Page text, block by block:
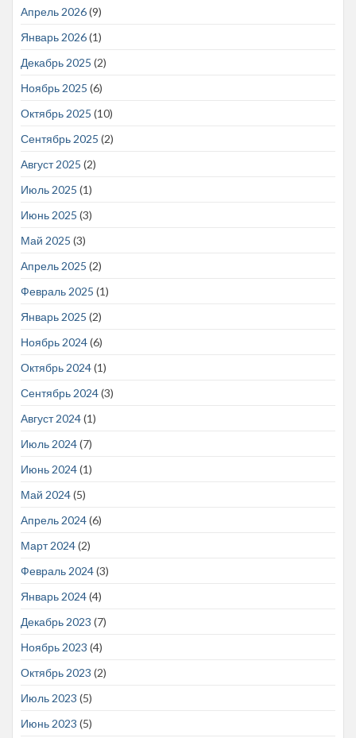
Апрель 2026(9)
Январь 2026(1)
Декабрь 2025 (2)
Ноябрь 2025 (6)
Октябрь 2025 (10)
Сентябрь 2025 (2)
Август 2025 (2)
Июль 2025 (1)
Июнь 2025 (3)
Май 2025 (3)
Апрель 2025 (2)
Февраль 2025 (1)
Январь 2025 (2)
Ноябрь 2024(6)
Октябрь 2024(1)
Сентябрь 2024(3)
Август 2024(1)
Июль 2024(7)
Июнь 2024(1)
Май 2024(5)
Апрель 2024(6)
Март 2024(2)
Февраль 2024(3)
Январь 2024(4)
Декабрь 2023 (7)
Ноябрь 2023 (4)
Октябрь 2023 (2)
Июль 2023 (5)
Июнь 2023 (5)